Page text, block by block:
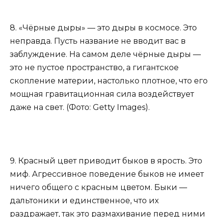
8. «Чёрные дыры» — это дыры в космосе. Это
неправда. Пусть название не вводит вас в
заблуждение. На самом деле чёрные дыры —
это не пустое пространство, а гигантское
скопление материи, настолько плотное, что его
мощная гравитационная сила воздействует
даже на свет. (Фото: Getty Images).
9. Красный цвет приводит быков в ярость. Это
миф. Агрессивное поведение быков не имеет
ничего общего с красным цветом. Быки —
дальтоники и единственное, что их
раздражает, так это размахивание перед ними